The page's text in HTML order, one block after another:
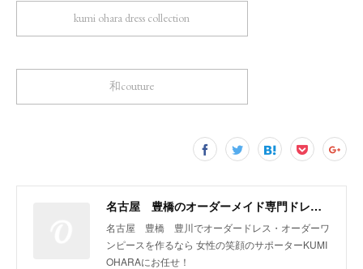
kumi ohara dress collection
和couture
名古屋 豊橋のオーダーメイド専門ドレスデザイナー KUMI OHARA
名古屋 豊橋 豊川でオーダードレス・オーダーワ
ンピースを作るなら 女性の笑顔のサポーターKUMI
OHARAにお任せ！